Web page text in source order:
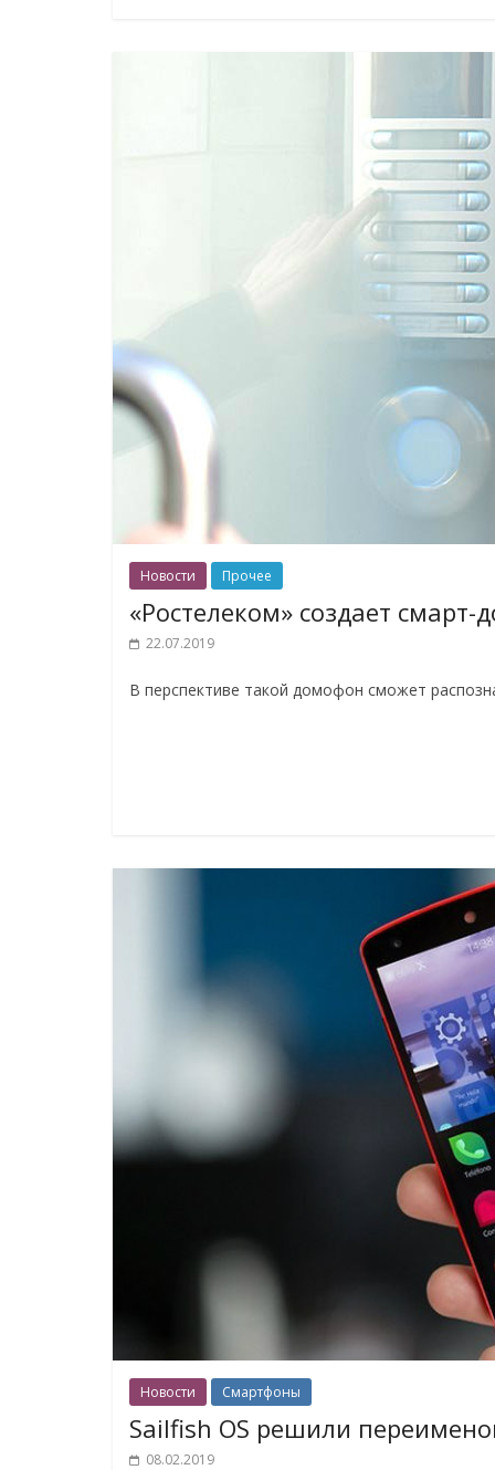
Новости Прочее
«Ростелеком» создает
22.07.2019
В перспективе такой домофон сможет
Новости Смартфоны
Sailfish OS решили
08.02.2019